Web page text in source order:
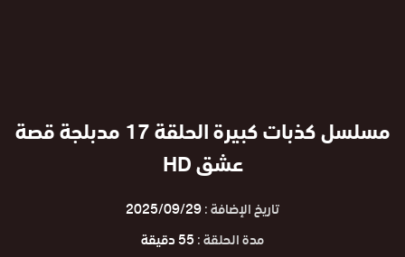
مسلسل كذبات كبيرة الحلقة 17 مدبلجة قصة
عشق HD
تاريخ الإضافة :2025/09/29
مدة الحلقة :55 دقيقة